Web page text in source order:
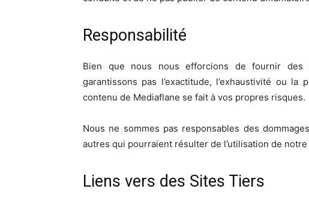
Responsabilité
Bien que nous nous efforcions de fournir
garantissons pas l’exactitude, l’exhaustivité ou
contenu de Mediaflane se fait à vos propres risques.
Nous ne sommes pas responsables des
autres qui pourraient résulter de l’utilisation de
Liens vers des Sites Tiers